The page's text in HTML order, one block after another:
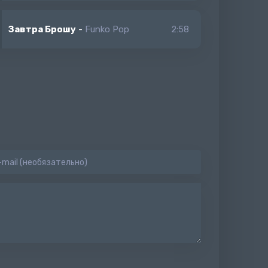
Завтра Брошу - Funko Pop 2:58